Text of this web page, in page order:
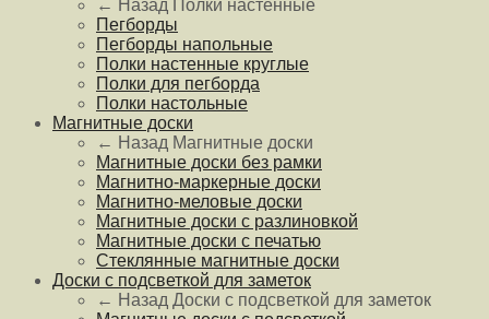
← Назад Полки настенные
Пегборды
Пегборды напольные
Полки настенные круглые
Полки для пегборда
Полки настольные
Магнитные доски
← Назад Магнитные доски
Магнитные доски без рамки
Магнитно-маркерные доски
Магнитно-меловые доски
Магнитные доски с разлиновкой
Магнитные доски с печатью
Стеклянные магнитные доски
Доски с подсветкой для заметок
← Назад Доски с подсветкой для заметок